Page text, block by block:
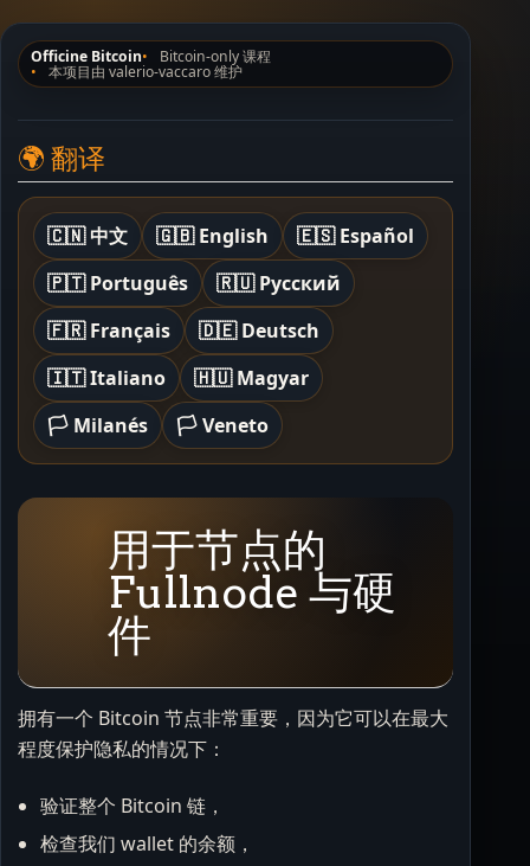
Officine Bitcoin Bitcoin-only 课程
本项目由 valerio-vaccaro 维护
🌍 翻译
🇨🇳 中文 🇬🇧 English
🇪🇸 Español
🇵🇹 Português
🇷🇺 Русский
🇫🇷 Français
🇩🇪 Deutsch
🇮🇹 Italiano
🇭🇺 Magyar
🏳️ Milanés
🏳️ Veneto
用于节点的
Fullnode 与硬
件
拥有一个 Bitcoin 节点非常重要，因为它可以在最大
程度保护隐私的情况下：
验证整个 Bitcoin 链，
检查我们 wallet 的余额，